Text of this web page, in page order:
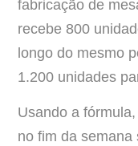
fabricação de
recebe 800
longo do mesmo
1.200 unidades
Usando a
no fim da semana